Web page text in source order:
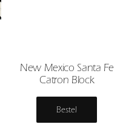
New Mexico Santa Fe
Catron Block
Bestel